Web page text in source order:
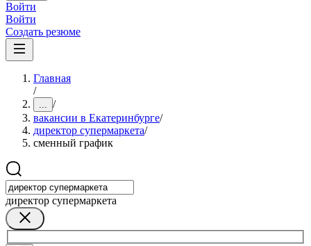
Войти
Войти
Создать резюме
Главная
/
... /
вакансии в Екатеринбурге/
директор супермаркета/
сменный график
директор супермаркета